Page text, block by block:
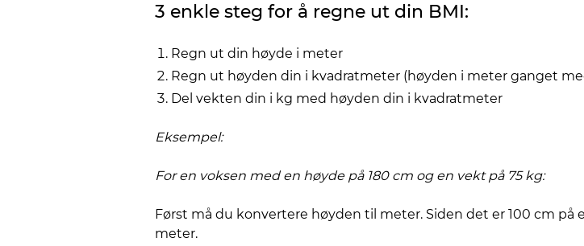
3 enkle steg for å regne ut din BMI:
Regn ut din høyde i meter
Regn ut høyden din i kvadratmeter (høyden i meter ganget
Del vekten din i kg med høyden din i kvadratmeter
Eksempel:
For en voksen med en høyde på 180 cm og en vekt på 75 kg:
Først må du konvertere høyden til meter. Siden det er 100 cm på
meter.